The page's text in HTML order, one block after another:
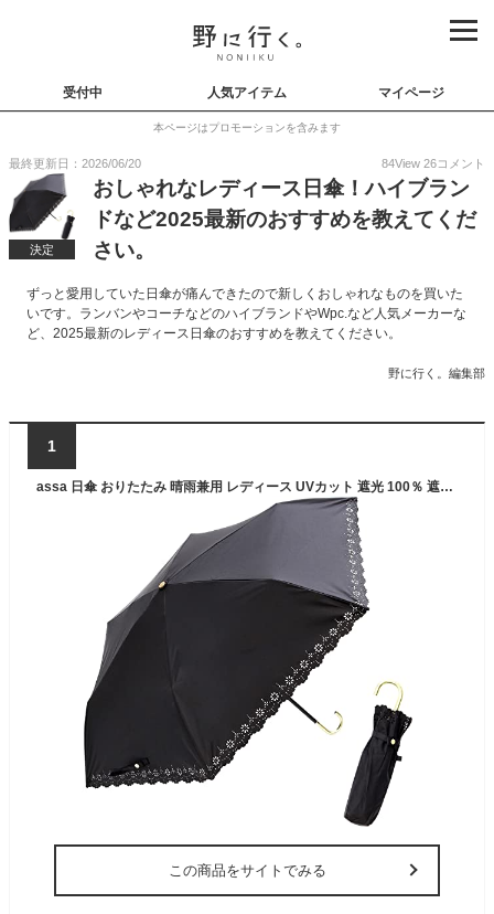
受付中 人気アイテム マイページ
本ページはプロモーションを含みます
最終更新日：2026/06/20 84View 26コメント
決定
おしゃれなレディース日傘！ハイブラン
ドなど2025最新のおすすめを教えてくだ
さい。
ずっと愛用していた日傘が痛んできたので新しくおしゃれなものを買いた
いです。ランバンやコーチなどのハイブランドやWpc.など人気メーカーな
ど、2025最新のレディース日傘のおすすめを教えてください。
野に行く。編集部
1
assa 日傘 おりたたみ 晴雨兼用 レディース UVカット 遮光 100％ 遮熱効果 3段伸縮 ミニ傘 50cm ヒートカット加工 透け感 花柄レース(FM130/ブラック)
この商品をサイトでみる